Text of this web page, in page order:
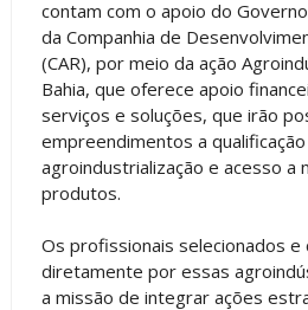
contam com o apoio do
da Companhia de
(CAR), por meio da ação
Bahia, que oferece apoio
serviços e soluções, que irão
empreendimentos a
agroindustrialização e acesso a
produtos.
Os profissionais selecionados e
diretamente por essas
a missão de integrar ações